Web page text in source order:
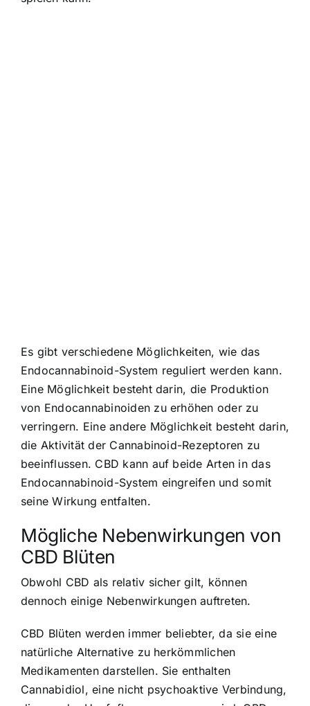
Es gibt verschiedene Möglichkeiten, wie das
Endocannabinoid-System reguliert werden kann.
Eine Möglichkeit besteht darin, die Produktion
von Endocannabinoiden zu erhöhen oder zu
verringern. Eine andere Möglichkeit besteht darin,
die Aktivität der Cannabinoid-Rezeptoren zu
beeinflussen. CBD kann auf beide Arten in das
Endocannabinoid-System eingreifen und somit
seine Wirkung entfalten.
Mögliche Nebenwirkungen von
CBD Blüten
Obwohl CBD als relativ sicher gilt, können
dennoch einige Nebenwirkungen auftreten.
CBD Blüten werden immer beliebter, da sie eine
natürliche Alternative zu herkömmlichen
Medikamenten darstellen. Sie enthalten
Cannabidiol, eine nicht psychoaktive Verbindung,